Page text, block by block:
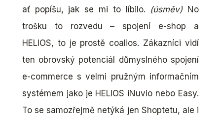
ať popíšu, jak se mi to líbilo. (úsměv) No
trošku to rozvedu – spojení e-shop a
HELIOS, to je prostě coalios. Zákazníci vidí
ten obrovský potenciál důmyslného spojení
e-commerce s velmi pružným informačním
systémem jako je HELIOS iNuvio nebo Easy.
To se samozřejmě netýká jen Shoptetu, ale i